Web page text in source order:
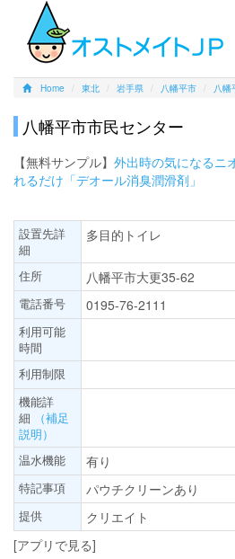
Home 東北 岩手県 八幡平市 八幡
八幡平市市民センター
【無料サンプル】 外出時の気になるニ
れるだけ「デオール消臭潤滑剤」
設置先詳
細
多目的トイレ
住所 八幡平市大更35-62
電話番号 0195-76-2111
利用可能
時間
利用制限
機能詳
細
（補足
説明）
温水機能
有り
特記事項 パウチクリーンあり
提供 クリエイト
[アプリで見る]